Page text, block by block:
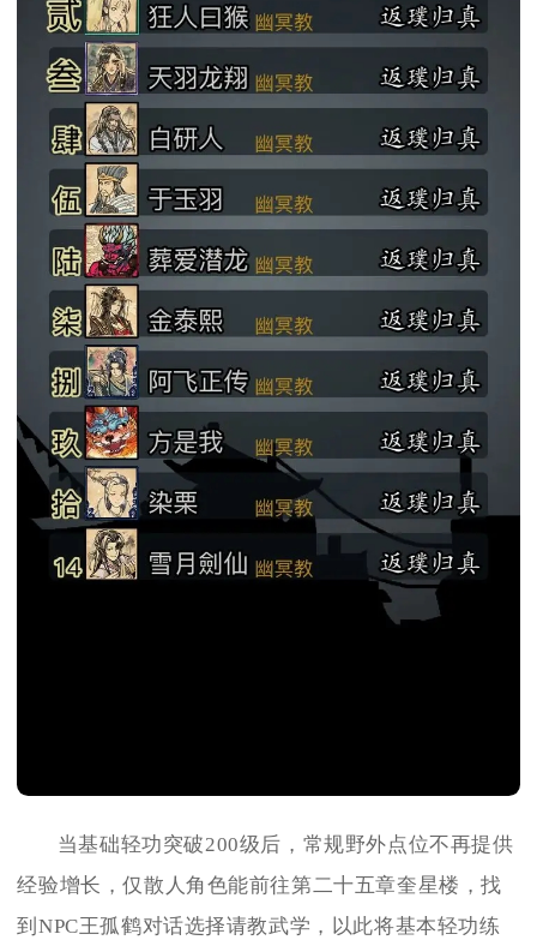
当基础轻功突破200级后，常规野外点位不再提供
经验增长，仅散人角色能前往第二十五章奎星楼，找
到NPC王孤鹤对话选择请教武学，以此将基本轻功练